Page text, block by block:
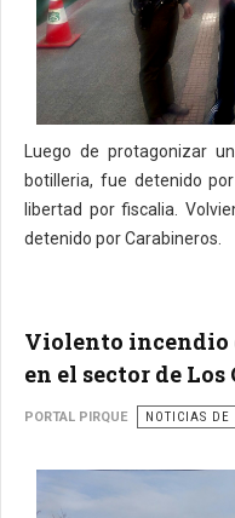
Luego de protagonizar
botilleria, fue detenido
libertad por fiscalia.
detenido por Carabineros.
Violento
en el sector de Los
PORTAL PIRQUE NOTICIAS DE